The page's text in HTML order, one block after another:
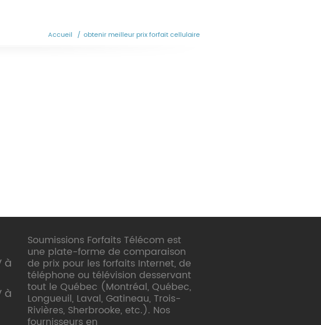
Accueil / obtenir meilleur prix forfait cellulaire
à
à
Soumissions Forfaits Télécom est
une plate-forme de comparaison
de prix pour les forfaits Internet, de
téléphone ou télévision desservant
tout le Québec (Montréal, Québec,
Longueuil, Laval, Gatineau, Trois-
Rivières, Sherbrooke, etc.). Nos
fournisseurs en